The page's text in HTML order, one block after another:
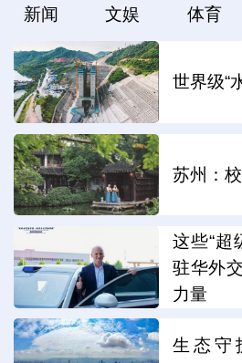
新闻 文娱 体育
世界级“
苏州：
这些“超
驻华外
力量
生态守